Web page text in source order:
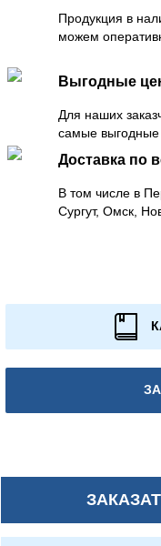
Продукция в
можем
Выгодные
Для наших
самые
Доставка по
В том числе в
Сургут, Омск,